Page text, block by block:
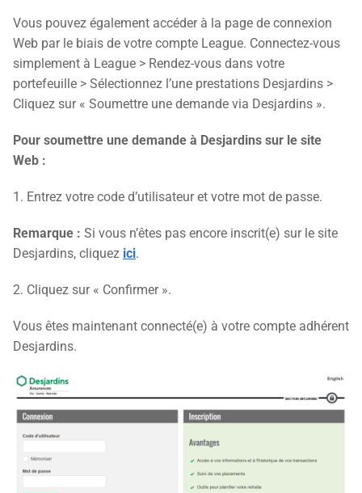
Vous pouvez également accéder à la page de connexion
Web par le biais de votre compte League. Connectez-vous
simplement à League > Rendez-vous dans votre
portefeuille > Sélectionnez l’une prestations Desjardins >
Cliquez sur « Soumettre une demande via Desjardins ».
Pour soumettre une demande à Desjardins sur le site
Web :
1. Entrez votre code d’utilisateur et votre mot de passe.
Remarque : Si vous n’êtes pas encore inscrit(e) sur le site
Desjardins, cliquez ici.
2. Cliquez sur « Confirmer ».
Vous êtes maintenant connecté(e) à votre compte adhérent
Desjardins.